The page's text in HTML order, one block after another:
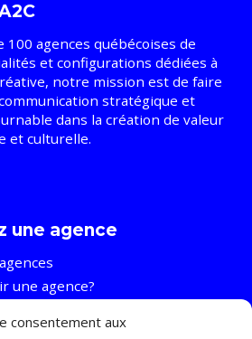
consentement aux
100 agences québécoises de
et configurations dédiées à
notre mission est de faire
stratégique et
dans la création de valeur
et culturelle.
une agence
une agence?